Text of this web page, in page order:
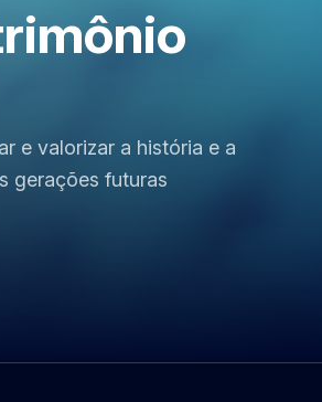
e valorizar a história e a
gerações futuras